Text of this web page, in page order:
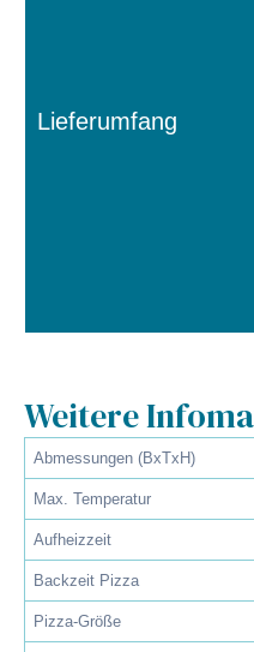
Lieferumfang
Weitere
Abmessungen (BxTxH)
Max. Temperatur
Aufheizzeit
Backzeit Pizza
Pizza-Größe